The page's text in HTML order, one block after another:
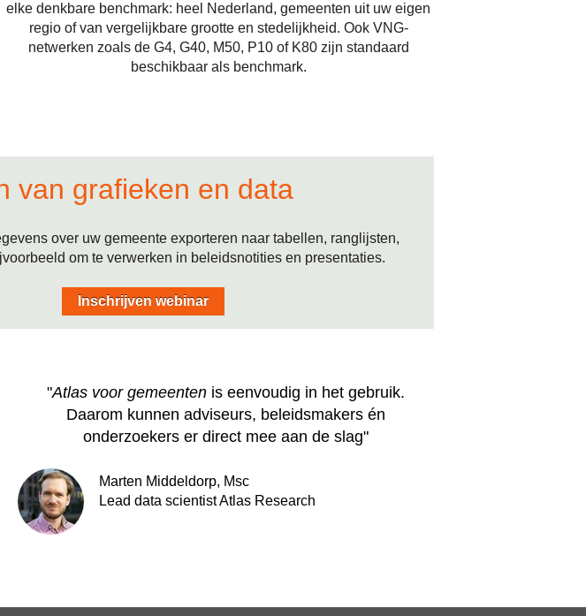
elke denkbare benchmark: heel Nederland, gemeenten uit uw eigen
regio of van vergelijkbare grootte en stedelijkheid. Ook VNG-
netwerken zoals de G4, G40, M50, P10 of K80 zijn standaard
beschikbaar als benchmark.
van grafieken en data
over uw gemeente exporteren naar tabellen, ranglijsten,
om te verwerken in beleidsnotities en presentaties.
Inschrijven webinar
"Atlas voor gemeentenis eenvoudig in het gebruik.
Daarom kunnen adviseurs, beleidsmakers én
onderzoekers er direct mee aan de slag"
Marten Middeldorp, Msc
Lead data scientist Atlas Research